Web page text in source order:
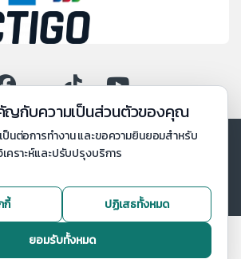
คัญกับความเป็นส่วนตัวของคุณ
ป็นต่อการทำงาน และขอความยินยอมสำหรับ
คราะห์และปรับปรุงบริการ
กี้
ปฏิเสธทั้งหมด
ยอมรับทั้งหมด